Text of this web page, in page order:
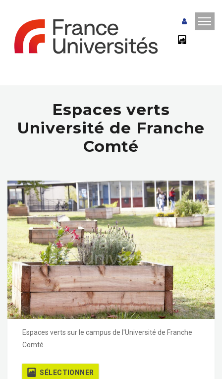
Espaces verts
Université de Franche
Comté
Espaces verts sur le campus de l'Université de Franche
Comté
SÉLECTIONNER